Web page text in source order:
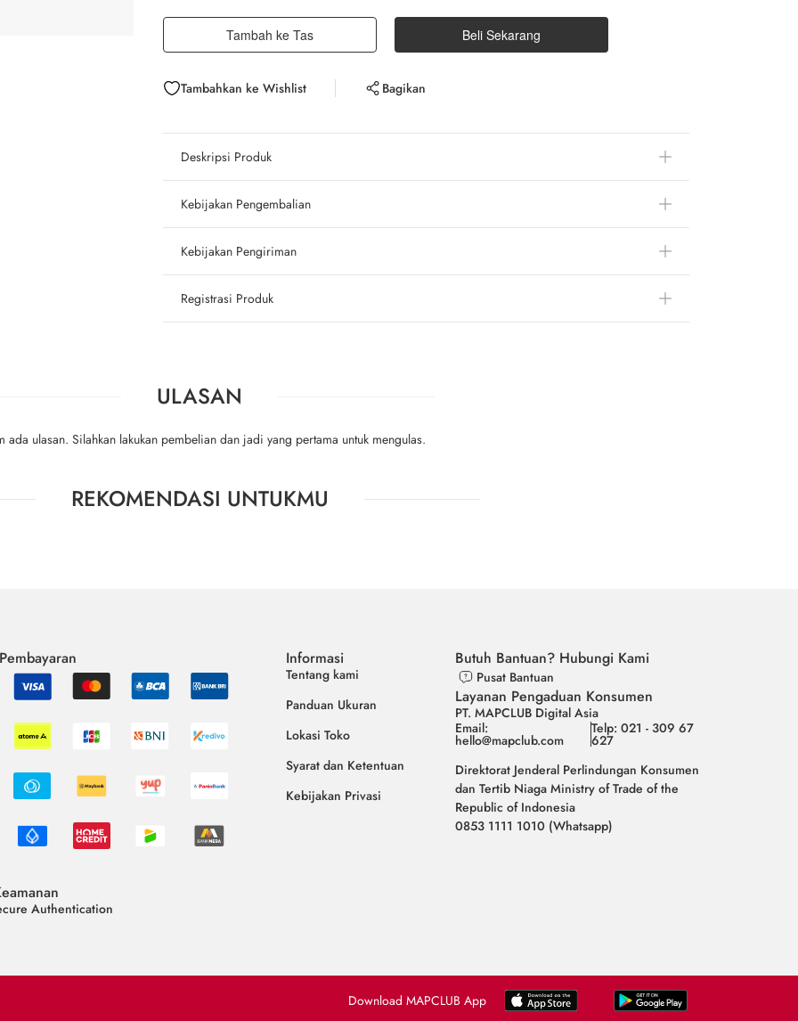
Tambah ke Tas Beli Sekarang
Tambahkan ke Wishlist Bagikan
Deskripsi Produk
Kebijakan Pengembalian
Kebijakan Pengiriman
Registrasi Produk
ULASAN
ada ulasan. Silahkan lakukan pembelian dan jadi yang pertama untuk mengulas.
REKOMENDASI UNTUKMU
Authentication
Informasi
Tentang kami
Panduan Ukuran
Lokasi Toko
Syarat dan Ketentuan
Kebijakan Privasi
Butuh Bantuan? Hubungi Kami
Pusat Bantuan
Layanan Pengaduan Konsumen
PT. MAPCLUB Digital Asia
Email:
hello@mapclub.com
Telp: 021 - 309 67
627
Direktorat Jenderal Perlindungan Konsumen
dan Tertib Niaga Ministry of Trade of the
Republic of Indonesia
0853 1111 1010 (Whatsapp)
Download MAPCLUB App